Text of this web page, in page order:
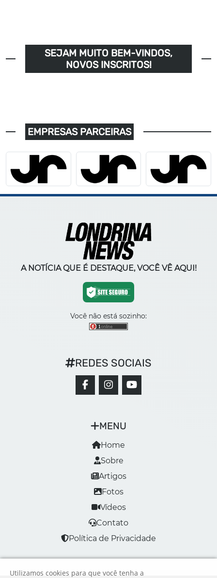
SEJAM MUITO BEM-VINDOS,
NOVOS INSCRITOS!
EMPRESAS PARCEIRAS
A NOTÍCIA QUE É DESTAQUE, VOCÊ VÊ AQUI!
Você não está sozinho:
MENU
Home
Sobre
Artigos
Fotos
Vídeos
Contato
Política de Privacidade
REDES SOCIAIS
Utilizamos cookies para que você tenha a